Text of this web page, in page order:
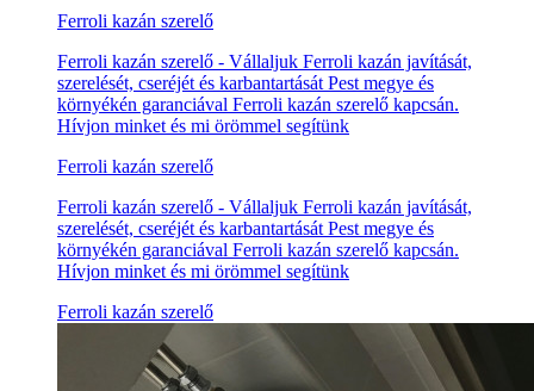
Ferroli kazán szerelő
Ferroli kazán szerelő - Vállaljuk Ferroli kazán javítását,
szerelését, cseréjét és karbantartását Pest megye és
környékén garanciával Ferroli kazán szerelő kapcsán.
Hívjon minket és mi örömmel segítünk
Ferroli kazán szerelő
Ferroli kazán szerelő - Vállaljuk Ferroli kazán javítását,
szerelését, cseréjét és karbantartását Pest megye és
környékén garanciával Ferroli kazán szerelő kapcsán.
Hívjon minket és mi örömmel segítünk
Ferroli kazán szerelő